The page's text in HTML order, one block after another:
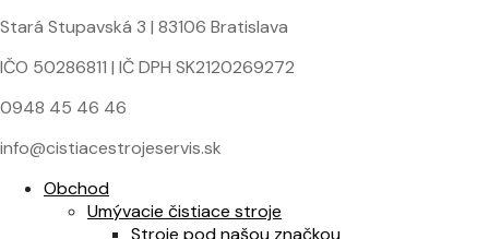
Stará Stupavská 3 | 83106 Bratislava
IČO 50286811 | IČ DPH SK2120269272
0948 45 46 46
info@cistiacestrojeservis.sk
Obchod
Umývacie čistiace stroje
Stroje pod našou značkou